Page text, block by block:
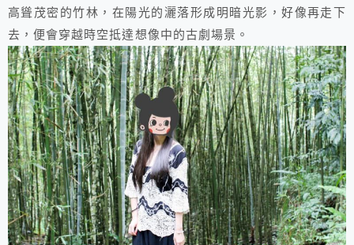
高聳茂密的竹林，在陽光的灑落形成明暗光影，好像再走下
去，便會穿越時空抵達想像中的古劇場景。